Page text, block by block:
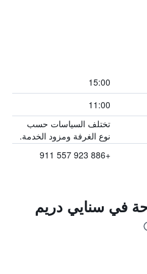
15:00
11:00
تختلف السياسات حسب
نوع الغرفة ومزود الخدمة.
+886 923 557 911
في سنايي دريم